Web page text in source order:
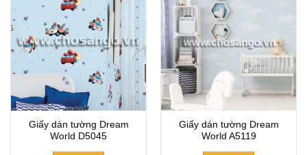
Giấy dán tường Dream
World D5045
Giấy dán tường Dream
World A5119